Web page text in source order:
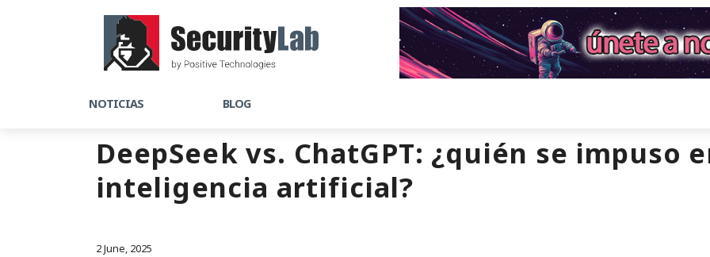
NOTICIAS BLOG
DeepSeek vs. ChatGPT: ¿quién se impuso
inteligencia artificial?
2 June, 2025